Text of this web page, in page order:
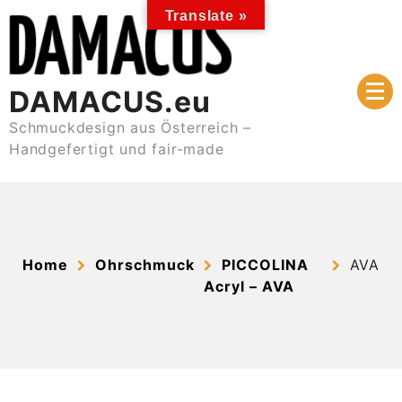
content
DAMACUS.eu
Schmuckdesign aus Österreich –
Handgefertigt und fair-made
Home Ohrschmuck
PICCOLINA
Acryl – AVA
AVA
Translate »